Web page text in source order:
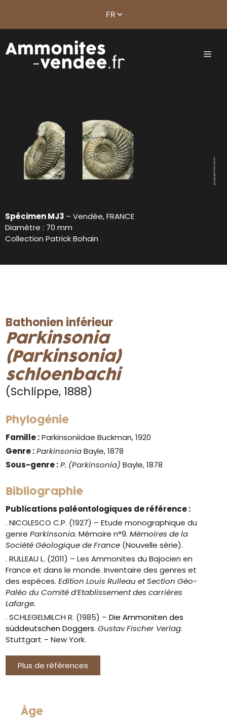
Spécimen MJ3 – Vendée, FRANCE
Diamètre : 70 mm
Collection Patrick Bohain
Bathonien inférieur
Parkinsonia
(Parkinsonia)
schloenbachi
(Schlippe, 1888)
Phylogénie
Famille :Parkinsoniidae Buckman, 1920
Genre : ParkinsoniaBayle, 1878
Sous-genre : P. (Parkinsonia) Bayle, 1878
Bibliographie
Publications paléontologiques de référence :
. NICOLESCO C.P. (1927) – Etude monographique du
genreParkinsonia. Mémoire n°9. Mémoires de la
Société Géologique de France (Nouvelle série).
. RULLEAU L. (2011) – Les Ammonites du Bajocien en
France et dans le monde. Inventaire des genres et
des espèces.Edition Louis Rulleau et Section Géo-
Paléo du Comité d’Etablissement des carrières
Lafarge.
. SCHLEGELMILCH R. (1985) –Die Ammoniten des
süddeutschen Doggers.Gustav Fischer Verlag.
Stuttgart – New York.
Plus de références
Âge